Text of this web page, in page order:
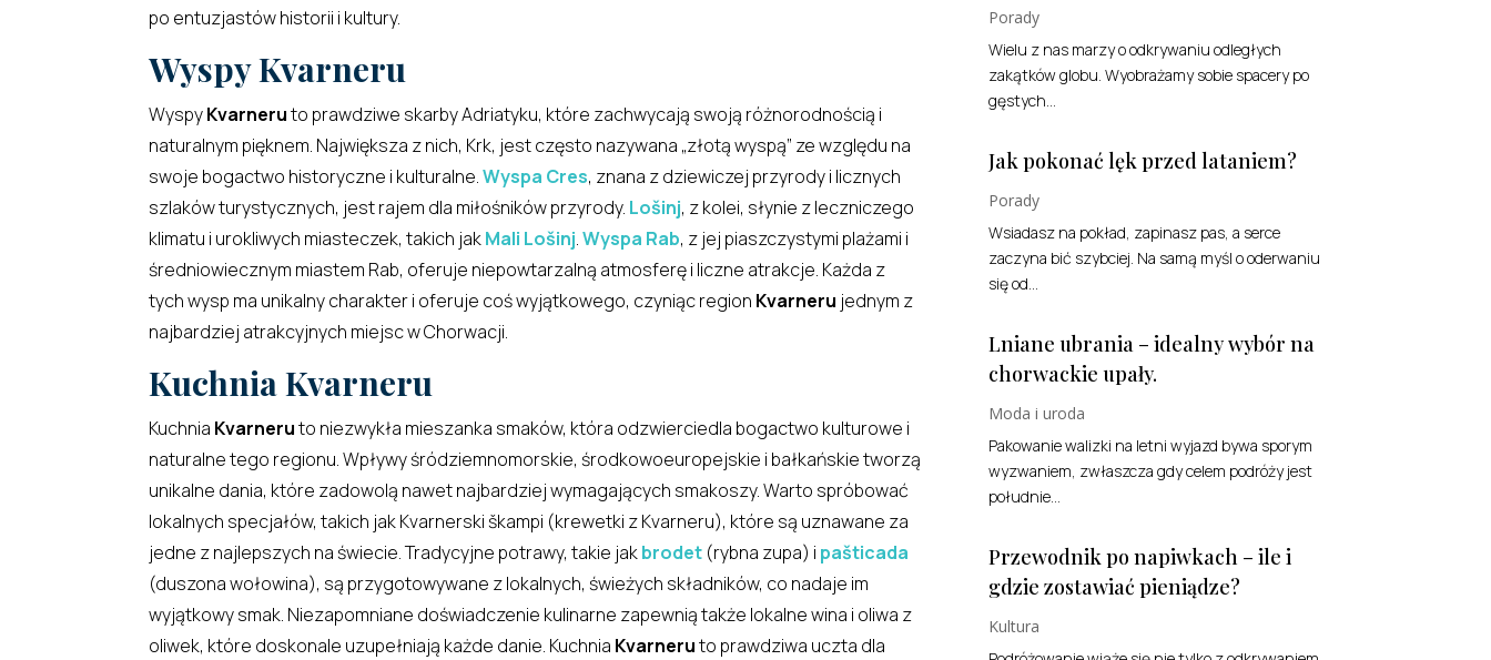
po entuzjastów historii i kultury.
Wyspy Kvarneru
WyspyKvarneruto prawdziwe skarby Adriatyku, które zachwycają swoją różnorodnością i
naturalnym pięknem. Największa z nich, Krk, jest często nazywana „złotą wyspą” ze względu na
swoje bogactwo historyczne i kulturalne.Wyspa Cres, znana z dziewiczej przyrody i licznych
szlaków turystycznych, jest rajem dla miłośników przyrody. Lošinj, z kolei, słynie z leczniczego
klimatu i urokliwych miasteczek, takich jakMali Lošinj.Wyspa Rab, z jej piaszczystymi plażami i
średniowiecznym miastem Rab, oferuje niepowtarzalną atmosferę i liczne atrakcje. Każda z
tych wysp ma unikalny charakter i oferuje coś wyjątkowego, czyniąc region Kvarneru jednym z
najbardziej atrakcyjnych miejsc w Chorwacji.
Kuchnia Kvarneru
Kuchnia Kvarneruto niezwykła mieszanka smaków, która odzwierciedla bogactwo kulturowe i
naturalne tego regionu. Wpływy śródziemnomorskie, środkowoeuropejskie i bałkańskie tworzą
unikalne dania, które zadowolą nawet najbardziej wymagających smakoszy. Warto spróbować
lokalnych specjałów, takich jak Kvarnerski škampi (krewetki z Kvarneru), które są uznawane za
jedne z najlepszych na świecie. Tradycyjne potrawy, takie jakbrodet (rybna zupa) i pašticada
(duszona wołowina), są przygotowywane z lokalnych, świeżych składników, co nadaje im
wyjątkowy smak. Niezapomniane doświadczenie kulinarne zapewnią także lokalne wina i oliwa z
oliwek, które doskonale uzupełniają każde danie. Kuchnia Kvarneruto prawdziwa uczta dla
Porady
Wielu z nas marzy o odkrywaniu odległych
zakątków globu. Wyobrażamy sobie spacery po
gęstych...
Jak pokonać lęk przed lataniem?
Porady
Wsiadasz na pokład, zapinasz pas, a serce
zaczyna bić szybciej. Na samą myśl o oderwaniu
się od...
Lniane ubrania – idealny wybór na
chorwackie upały.
Moda i uroda
Pakowanie walizki na letni wyjazd bywa sporym
wyzwaniem, zwłaszcza gdy celem podróży jest
południe...
Przewodnik po napiwkach – ile i
gdzie zostawiać pieniądze?
Kultura